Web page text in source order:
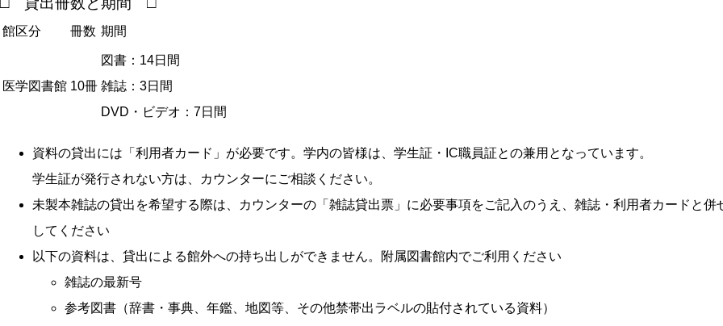
館区分 冊数 期間
医学図書館 10冊
図書：14日間
雑誌：3日間
DVD・ビデオ：7日間
資料の貸出には「利用者カード」が必要です。学内の皆様は、学生証・IC職員証との兼用となっています。
学生証が発行されない方は、カウンターにご相談ください。
未製本雑誌の貸出を希望する際は、カウンターの「雑誌貸出票」に必要事項をご記入のうえ、雑誌・利用者カードと併
してください
以下の資料は、貸出による館外への持ち出しができません。附属図書館内でご利用ください
雑誌の最新号
参考図書（辞書・事典、年鑑、地図等、その他禁帯出ラベルの貼付されている資料）